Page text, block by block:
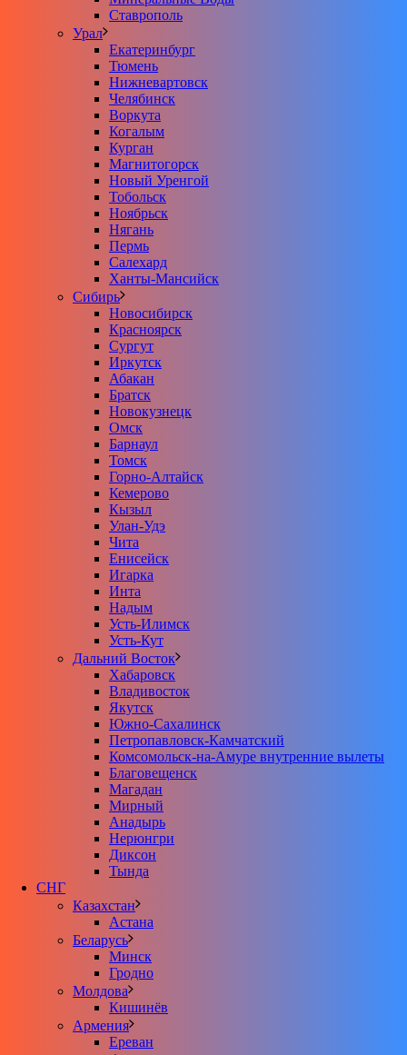
Ставрополь
Урал
Екатеринбург
Тюмень
Нижневартовск
Челябинск
Воркута
Когалым
Курган
Магнитогорск
Новый Уренгой
Тобольск
Ноябрьск
Нягань
Пермь
Салехард
Ханты-Мансийск
Сибирь
Новосибирск
Красноярск
Сургут
Иркутск
Абакан
Братск
Новокузнецк
Омск
Барнаул
Томск
Горно-Алтайск
Кемерово
Кызыл
Улан-Удэ
Чита
Енисейск
Игарка
Инта
Надым
Усть-Илимск
Усть-Кут
Дальний Восток
Хабаровск
Владивосток
Якутск
Южно-Сахалинск
Петропавловск-Камчатский
Комсомольск-на-Амуре внутренние вылеты
Благовещенск
Магадан
Мирный
Анадырь
Нерюнгри
Диксон
Тында
СНГ
Казахстан
Астана
Беларусь
Минск
Гродно
Молдова
Кишинёв
Армения
Ереван